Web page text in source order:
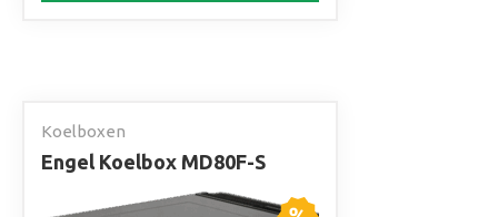
Koelboxen
Engel Koelbox MD80F-S